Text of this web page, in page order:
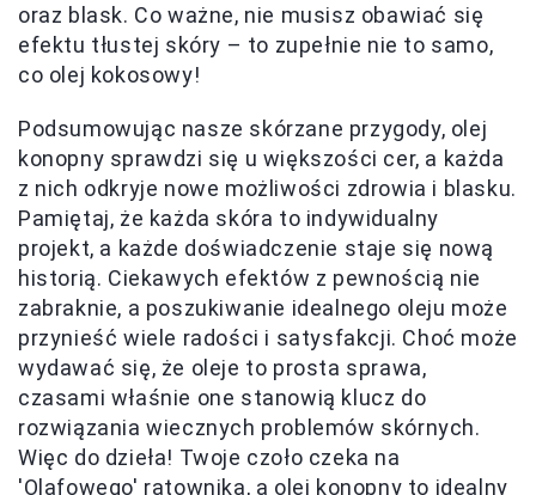
oraz blask. Co ważne, nie musisz obawiać się
efektu tłustej skóry – to zupełnie nie to samo,
co olej kokosowy!
Podsumowując nasze skórzane przygody, olej
konopny sprawdzi się u większości cer, a każda
z nich odkryje nowe możliwości zdrowia i blasku.
Pamiętaj, że każda skóra to indywidualny
projekt, a każde doświadczenie staje się nową
historią. Ciekawych efektów z pewnością nie
zabraknie, a poszukiwanie idealnego oleju może
przynieść wiele radości i satysfakcji. Choć może
wydawać się, że oleje to prosta sprawa,
czasami właśnie one stanowią klucz do
rozwiązania wiecznych problemów skórnych.
Więc do dzieła! Twoje czoło czeka na
'Olafowego' ratownika, a olej konopny to idealny